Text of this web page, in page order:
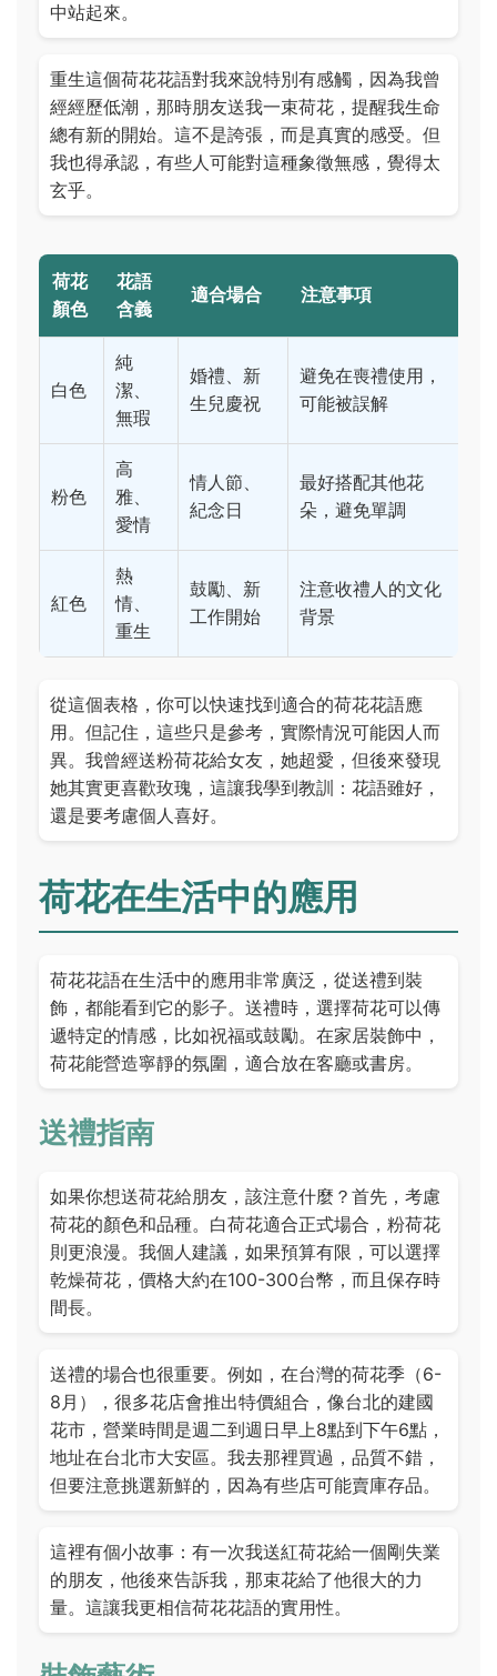
中站起來。
重生這個荷花花語對我來說特別有感觸，因為我曾
經經歷低潮，那時朋友送我一束荷花，提醒我生命
總有新的開始。這不是誇張，而是真實的感受。但
我也得承認，有些人可能對這種象徵無感，覺得太
玄乎。
荷花
顏色
花語
含義
適合場合 注意事項
白色
純
潔、
無瑕
婚禮、新
生兒慶祝
避免在喪禮使用，
可能被誤解
粉色
高
雅、
愛情
情人節、
紀念日
最好搭配其他花
朵，避免單調
紅色
熱
情、
重生
鼓勵、新
工作開始
注意收禮人的文化
背景
從這個表格，你可以快速找到適合的荷花花語應
用。但記住，這些只是參考，實際情況可能因人而
異。我曾經送粉荷花給女友，她超愛，但後來發現
她其實更喜歡玫瑰，這讓我學到教訓：花語雖好，
還是要考慮個人喜好。
荷花在生活中的應用
荷花花語在生活中的應用非常廣泛，從送禮到裝
飾，都能看到它的影子。送禮時，選擇荷花可以傳
遞特定的情感，比如祝福或鼓勵。在家居裝飾中，
荷花能營造寧靜的氛圍，適合放在客廳或書房。
送禮指南
如果你想送荷花給朋友，該注意什麼？首先，考慮
荷花的顏色和品種。白荷花適合正式場合，粉荷花
則更浪漫。我個人建議，如果預算有限，可以選擇
乾燥荷花，價格大約在100-300台幣，而且保存時
間長。
送禮的場合也很重要。例如，在台灣的荷花季（6-
8月），很多花店會推出特價組合，像台北的建國
花市，營業時間是週二到週日早上8點到下午6點，
地址在台北市大安區。我去那裡買過，品質不錯，
但要注意挑選新鮮的，因為有些店可能賣庫存品。
這裡有個小故事：有一次我送紅荷花給一個剛失業
的朋友，他後來告訴我，那束花給了他很大的力
量。這讓我更相信荷花花語的實用性。